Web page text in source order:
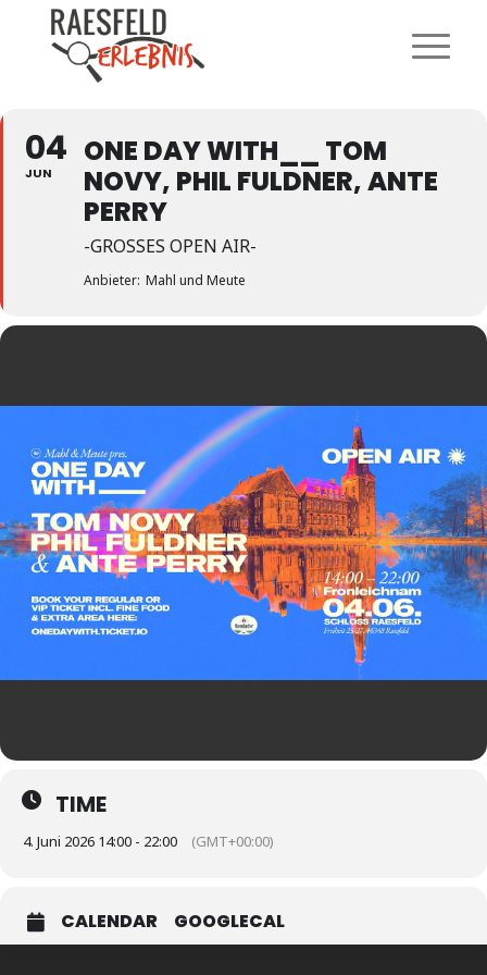
04
JUN
ONE DAY WITH__ TOM
NOVY, PHIL FULDNER, ANTE
PERRY
-GROSSES OPEN AIR-
Anbieter: Mahl und Meute
TIME
4. Juni 2026 14:00 - 22:00 (GMT+00:00)
CALENDAR GOOGLECAL